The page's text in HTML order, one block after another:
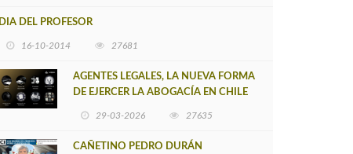
DIA DEL PROFESOR
16-10-2014 27681
AGENTES LEGALES, LA NUEVA FORMA
DE EJERCER LA ABOGACÍA EN CHILE
29-03-2026 27635
CAÑETINO PEDRO DURÁN